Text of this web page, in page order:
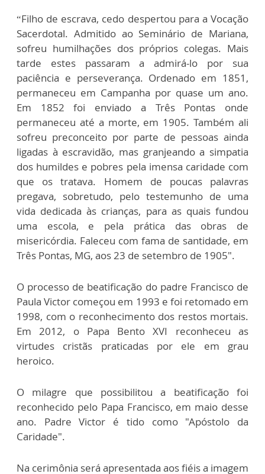
“Filho de escrava, cedo despertou para a Vocação
Sacerdotal. Admitido ao Seminário de Mariana,
sofreu humilhações dos próprios colegas. Mais
tarde estes passaram a admirá-lo por sua
paciência e perseverança. Ordenado em 1851,
permaneceu em Campanha por quase um ano.
Em 1852 foi enviado a Três Pontas onde
permaneceu até a morte, em 1905. Também ali
sofreu preconceito por parte de pessoas ainda
ligadas à escravidão, mas granjeando a simpatia
dos humildes e pobres pela imensa caridade com
que os tratava. Homem de poucas palavras
pregava, sobretudo, pelo testemunho de uma
vida dedicada às crianças, para as quais fundou
uma escola, e pela prática das obras de
misericórdia. Faleceu com fama de santidade, em
Três Pontas, MG, aos 23 de setembro de 1905".
O processo de beatificação do padre Francisco de
Paula Victor começou em 1993 e foi retomado em
1998, com o reconhecimento dos restos mortais.
Em 2012, o Papa Bento XVI reconheceu as
virtudes cristãs praticadas por ele em grau
heroico.
O milagre que possibilitou a beatificação foi
reconhecido pelo Papa Francisco, em maio desse
ano. Padre Victor é tido como "Apóstolo da
Caridade".
Na cerimônia será apresentada aos fiéis a imagem